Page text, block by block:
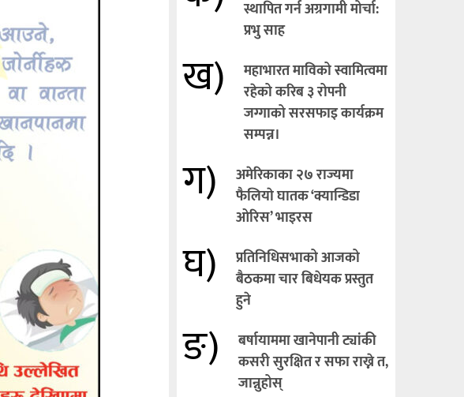
स्थापित गर्न अग्रगामी मोर्चा:
प्रभु साह
ख)
महाभारत माविको स्वामित्वमा
रहेको करिब ३ रोपनी
जग्गाको सरसफाइ कार्यक्रम
सम्पन्न।
ग)
अमेरिकाका २७ राज्यमा
फैलियाे घातक ‘क्यान्डिडा
ओरिस’ भाइरस
घ)
प्रतिनिधिसभाको आजको
बैठकमा चार बिधेयक प्रस्तुत
हुने
ङ)
बर्षायाममा खानेपानी ट्यांकी
कसरी सुरक्षित र सफा राख्ने त,
जान्नुहोस्